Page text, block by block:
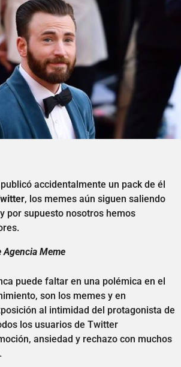
publicó accidentalmente un pack de él
, los memes aún siguen saliendo
por supuesto nosotros hemos
Meme
puede faltar en una polémica en el
son los memes y en
al intimidad del protagonista de
los usuarios de Twitter
ansiedad y rechazo con muchos